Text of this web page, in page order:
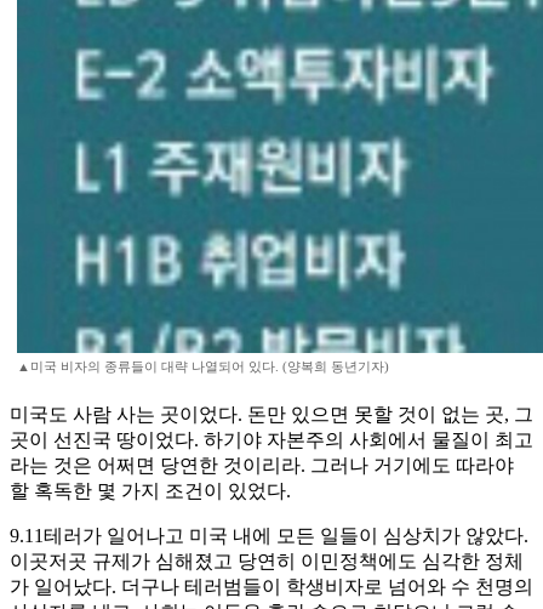
▲미국 비자의 종류들이 대략 나열되어 있다. (양복희 동년기자)
미국도 사람 사는 곳이었다. 돈만 있으면 못할 것이 없는 곳, 그
곳이 선진국 땅이었다. 하기야 자본주의 사회에서 물질이 최고
라는 것은 어쩌면 당연한 것이리라. 그러나 거기에도 따라야
할 혹독한 몇 가지 조건이 있었다.
9.11테러가 일어나고 미국 내에 모든 일들이 심상치가 않았다.
이곳저곳 규제가 심해졌고 당연히 이민정책에도 심각한 정체
가 일어났다. 더구나 테러범들이 학생비자로 넘어와 수 천명의